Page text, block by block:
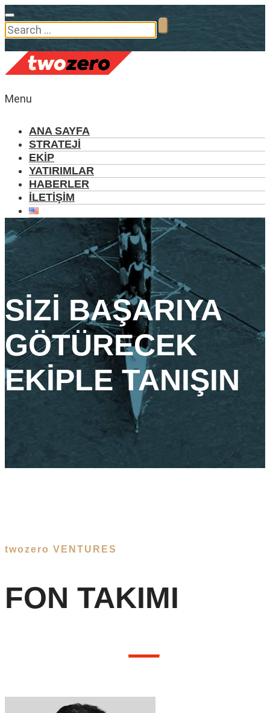
Menu
ANA SAYFA
STRATEJİ
EKİP
YATIRIMLAR
HABERLER
İLETİŞİM
SİZİ BAŞARIYA
GÖTÜRECEK
EKİPLE TANIŞIN
twozero VENTURES
FON TAKIMI